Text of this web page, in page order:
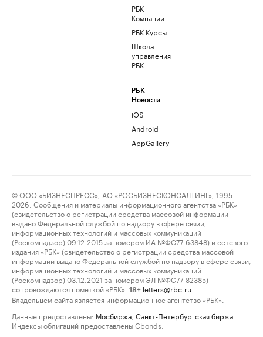
РБК
Компании
РБК Курсы
Школа
управления
РБК
РБК
Новости
iOS
Android
AppGallery
© ООО «БИЗНЕСПРЕСС», АО «РОСБИЗНЕСКОНСАЛТИНГ», 1995–
2026. Сообщения и материалы информационного агентства «РБК»
(свидетельство о регистрации средства массовой информации
выдано Федеральной службой по надзору в сфере связи,
информационных технологий и массовых коммуникаций
(Роскомнадзор) 09.12.2015 за номером ИА №ФС77-63848) и сетевого
издания «РБК» (свидетельство о регистрации средства массовой
информации выдано Федеральной службой по надзору в сфере связи,
информационных технологий и массовых коммуникаций
(Роскомнадзор) 03.12.2021 за номером ЭЛ №ФС77-82385)
сопровождаются пометкой «РБК».
18+ letters@rbc.ru
Владельцем сайта является информационное агентство «РБК».
Данные предоставлены: Мосбиржа Санкт-Петербургская биржа
Индексы облигаций предоставлены Cbonds.